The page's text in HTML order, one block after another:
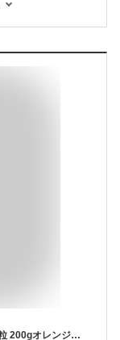
西海 製薬 乳酸菌 昔ながらの 肝油 ドロップ 120粒 200gオレンジ味 ビタミンC ビタミンA ビタミンD 子供 おやつ サメ 鮫 誠心 製薬 カンユ 健康維持 栄養補給 健康食品 サプリメント子供